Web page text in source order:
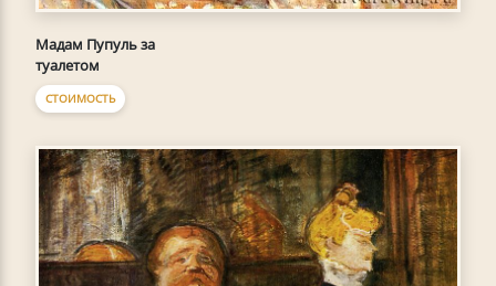
Мадам Пупуль за
туалетом
СТОИМОСТЬ